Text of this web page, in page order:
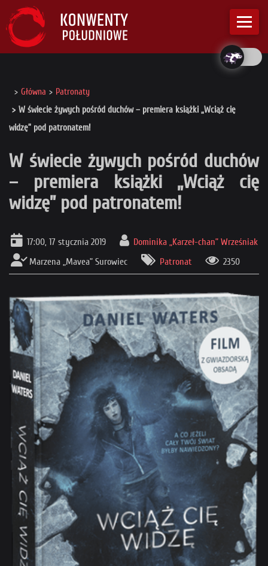
Główna
Patronaty
W świecie żywych pośród duchów – premiera książki „Wciąż cię
widzę” pod patronatem!
W świecie żywych pośród duchów
– premiera książki „Wciąż cię
widzę” pod patronatem!
17:00, 17 stycznia 2019
Dominika „Karzeł-chan” Wrześniak
Marzena „Mavea” Surowiec
Patronat 2350